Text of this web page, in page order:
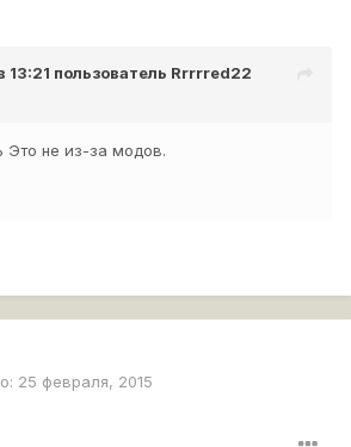
пользователь Rrrrred22
Это не из-за модов.
25 февраля, 2015